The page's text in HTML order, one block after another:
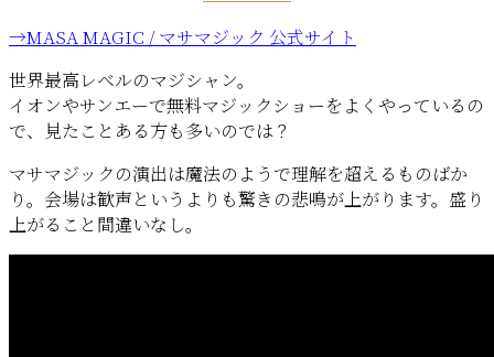
→MASA MAGIC / マサマジック 公式サイト
世界最高レベルのマジシャン。
イオンやサンエーで無料マジックショーをよくやっているの
で、見たことある方も多いのでは？
マサマジックの演出は魔法のようで理解を超えるものばか
り。会場は歓声というよりも驚きの悲鳴が上がります。盛り
上がること間違いなし。